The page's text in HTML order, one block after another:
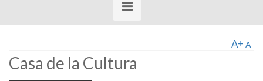
Toggle
navigation
A+ A-
Casa de la Cultura